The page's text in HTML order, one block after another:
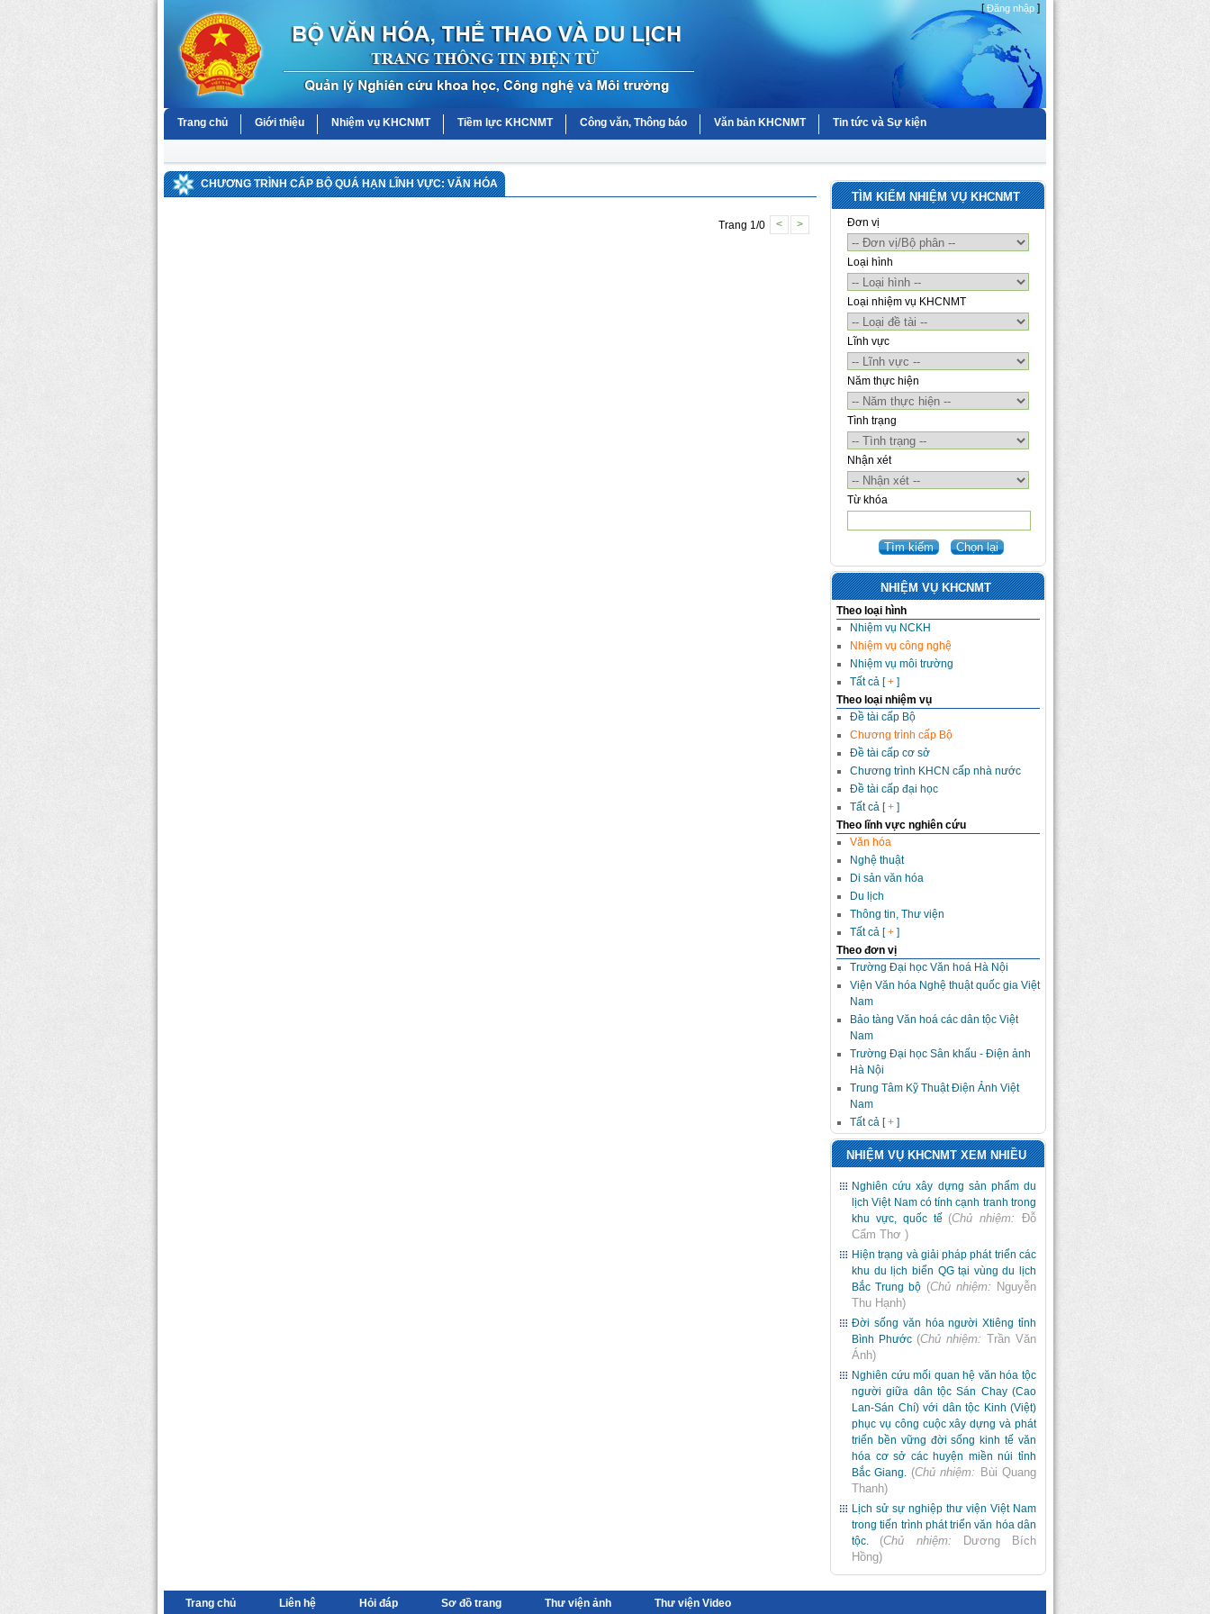
[Đăng nhập ]
Trang chủ Giới thiệu Nhiệm vụ KHCNMT Tiềm lực KHCNMT Công văn, Thông báo Văn bản KHCNMT Tin tức và Sự kiện
CHƯƠNG TRÌNH CẤP BỘ QUÁ HẠN LĨNH VỰC: VĂN HÓA
Trang 1/0 < >
TÌM KIẾM NHIỆM VỤ KHCNMT
Đơn vị
Loại hình
Loại nhiệm vụ KHCNMT
Lĩnh vực
Năm thực hiện
Tình trạng
Nhận xét
Từ khóa
NHIỆM VỤ KHCNMT
Theo loại hình
Nhiệm vụ NCKH
Nhiệm vụ công nghệ
Nhiệm vụ môi trường
Tất cả [+ ]
Theo loại nhiệm vụ
Đề tài cấp Bộ
Chương trình cấp Bộ
Đề tài cấp cơ sở
Chương trình KHCN cấp nhà nước
Đề tài cấp đại học
Tất cả [+ ]
Theo lĩnh vực nghiên cứu
Văn hóa
Nghệ thuật
Di sản văn hóa
Du lịch
Thông tin, Thư viện
Tất cả [+ ]
Theo đơn vị
Trường Đại học Văn hoá Hà Nội
Viện Văn hóa Nghệ thuật quốc gia Việt
Nam
Bảo tàng Văn hoá các dân tộc Việt
Nam
Trường Đại học Sân khấu - Điện ảnh
Hà Nội
Trung Tâm Kỹ Thuật Điện Ảnh Việt
Nam
Tất cả [+ ]
NHIỆM VỤ KHCNMT XEM NHIỀU
Nghiên cứu xây dựng sản phẩm du
lịch Việt Nam có tính cạnh tranh trong
khu vực, quốc tế (Chủ nhiệm:
Đỗ
Cẩm Thơ )
Hiện trạng và giải pháp phát triển các
khu du lịch biển QG tại vùng du lịch
Bắc Trung bộ (Chủ nhiệm: Nguyễn
Thu Hạnh)
Đời sống văn hóa người Xtiêng tỉnh
Bình Phước (Chủ nhiệm: Trần Văn
Ánh)
Nghiên cứu mối quan hệ văn hóa tộc
người giữa dân tộc Sán Chay (Cao
Lan-Sán Chí) với dân tộc Kinh (Việt)
phục vụ công cuộc xây dựng và phát
triển bền vững đời sống kinh tế văn
hóa cơ sở các huyện miền núi tỉnh
Bắc Giang. (Chủ nhiệm: Bùi Quang
Thanh)
Lịch sử sự nghiệp thư viện Việt Nam
trong tiến trình phát triển văn hóa dân
tộc.
(Chủ nhiệm:
Dương Bích
Hồng)
Trang chủ Liên hệ Hỏi đáp Sơ đồ trang Thư viện ảnh Thư viện Video